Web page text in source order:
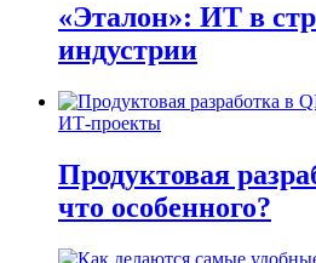
«Эталон»: ИТ в
индустрии
ИТ-проекты
Продуктовая
что особенного?